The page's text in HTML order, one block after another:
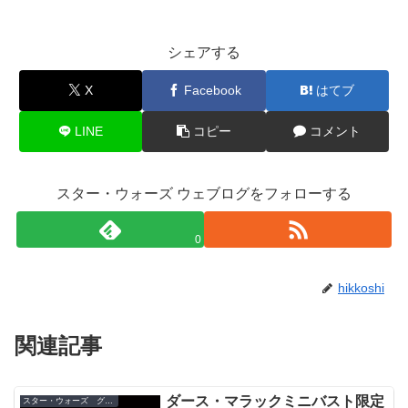
シェアする
X Facebook はてブ
LINE コピー コメント
スター・ウォーズ ウェブログをフォローする
0
hikkoshi
関連記事
ダース・マラックミニバスト限定